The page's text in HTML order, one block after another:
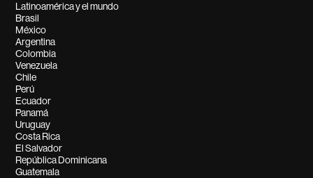
Latinoamérica y el mundo
Brasil
México
Argentina
Colombia
Venezuela
Chile
Perú
Ecuador
Panamá
Uruguay
Costa Rica
El Salvador
República Dominicana
Guatemala